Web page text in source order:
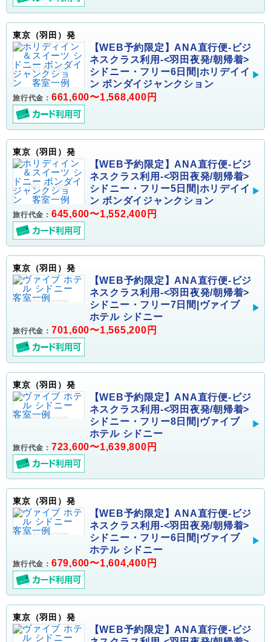
東京（羽田）発
【WEB予約限定】ANA直行便-ビジ
ネスクラス利用-<羽田夜発/朝帰着>
シドニー・フリー6日間|ホリデイイ
ン ボンダイジャンクション
旅行代金： 661,600〜1,568,400円
東京（羽田）発
【WEB予約限定】ANA直行便-ビジ
ネスクラス利用-<羽田夜発/朝帰着>
シドニー・フリー5日間|ホリデイイ
ン ボンダイジャンクション
旅行代金： 645,600〜1,552,400円
東京（羽田）発
【WEB予約限定】ANA直行便-ビジ
ネスクラス利用-<羽田夜発/朝帰着>
シドニー・フリー7日間|ヴァイブ
ホテル シドニー
旅行代金： 701,600〜1,565,200円
東京（羽田）発
【WEB予約限定】ANA直行便-ビジ
ネスクラス利用-<羽田夜発/朝帰着>
シドニー・フリー8日間|ヴァイブ
ホテル シドニー
旅行代金： 723,600〜1,639,800円
東京（羽田）発
【WEB予約限定】ANA直行便-ビジ
ネスクラス利用-<羽田夜発/朝帰着>
シドニー・フリー6日間|ヴァイブ
ホテル シドニー
旅行代金： 679,600〜1,604,400円
東京（羽田）発
【WEB予約限定】ANA直行便-ビジ